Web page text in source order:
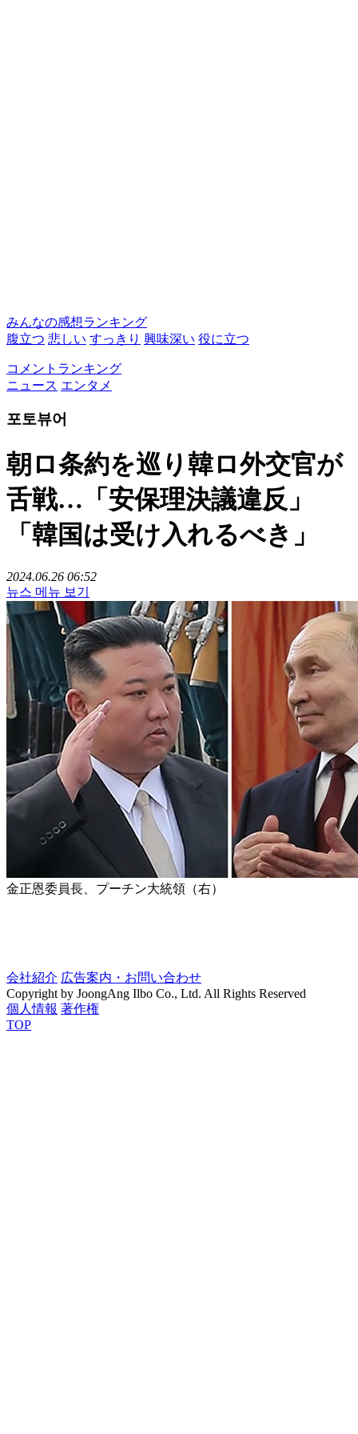
みんなの感想ランキング
腹立つ 悲しい すっきり 興味深い 役に立つ
コメントランキング
ニュース エンタメ
포토뷰어
朝ロ条約を巡り韓ロ外交官が
舌戦…「安保理決議違反」
「韓国は受け入れるべき」
2024.06.26 06:52
뉴스 메뉴 보기
金正恩委員長、プーチン大統領（右）
会社紹介 広告案内・お問い合わせ
Copyright by JoongAng Ilbo Co., Ltd. All Rights Reserved
個人情報 著作権
TOP